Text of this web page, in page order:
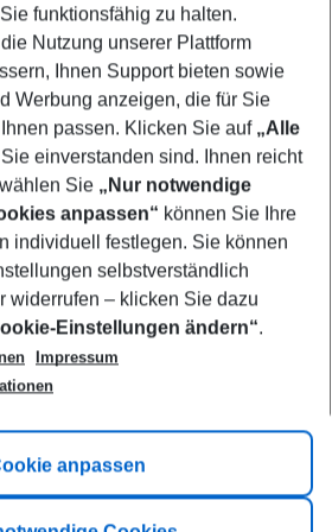
27 5-8 nights
more filter
funktionsfähig zu halten.
Nutzung unserer Plattform
Ihnen Support bieten sowie
Werbung anzeigen, die für Sie
passen. Klicken Sie auf „Alle
einverstanden sind. Ihnen reicht
Sie „Nur notwendige
anpassen“ können Sie Ihre
individuell festlegen. Sie können
selbstverständlich
widerrufen – klicken Sie dazu
Einstellungen ändern“.
Impressum
anpassen